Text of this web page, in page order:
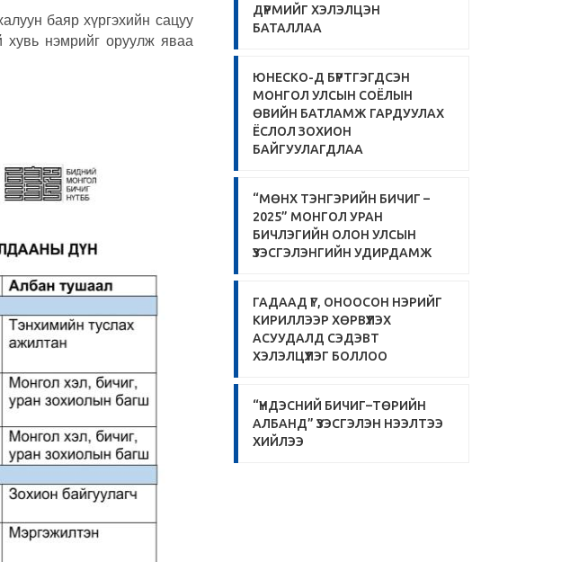
баяр хүргэхийн сацуу
хувь нэмрийг оруулж яваа
ДҮРМИЙГ ХЭЛЭЛЦЭН
БАТАЛЛАА
ЮНЕСКО-Д БҮРТГЭГДСЭН
МОНГОЛ УЛСЫН СОЁЛЫН
ӨВИЙН БАТЛАМЖ ГАРДУУЛАХ
ЁСЛОЛ ЗОХИОН
БАЙГУУЛАГДЛАА
“МӨНХ ТЭНГЭРИЙН БИЧИГ –
2025” МОНГОЛ УРАН
БИЧЛЭГИЙН ОЛОН УЛСЫН
ҮЗЭСГЭЛЭНГИЙН УДИРДАМЖ
ГАДААД ҮГ, ОНООСОН НЭРИЙГ
КИРИЛЛЭЭР ХӨРВҮҮЛЭХ
АСУУДАЛД СЭДЭВТ
ХЭЛЭЛЦҮҮЛЭГ БОЛЛОО
“ҮНДЭСНИЙ БИЧИГ–ТӨРИЙН
АЛБАНД” ҮЗЭСГЭЛЭН НЭЭЛТЭЭ
ХИЙЛЭЭ